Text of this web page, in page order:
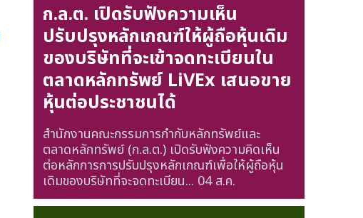
ก.ล.ต. เปิดรับฟังความเห็น
ปรับปรุงหลักเกณฑ์ให้ผู้ถือหุ้นเดิม
ของบริษัทที่จะเข้าจดทะเบียนใน
ตลาดหลักทรัพย์ LiVEx เสนอขาย
หุ้นต่อประชาชนได้
สำนักงานคณะกรรมการกำกับหลักทรัพย์และ
ตลาดหลักทรัพย์ (ก.ล.ต.) เปิดรับฟังความคิดเห็น
ต่อหลักการการปรับปรุงหลักเกณฑ์เพื่อให้ผู้ถือหุ้น
เดิมของบริษัทที่จะจดทะเบียน... 04 ส.ค.